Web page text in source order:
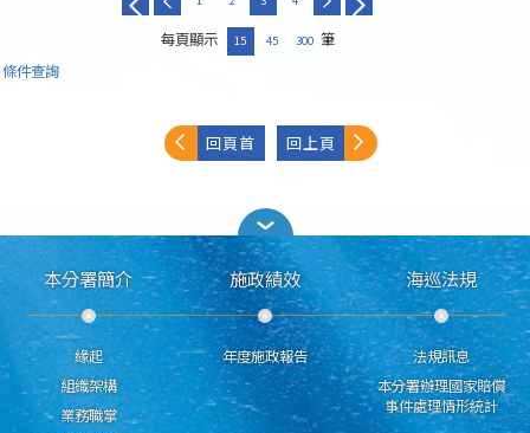
每頁顯示 15 45 300 筆
條件查詢
回頁首 回上頁
本分署簡介
緣起
組織架構
業務職掌
施政績效
年度施政報告
海巡法規
法規訊息
本分署辦理國家賠償
事件處理情形統計